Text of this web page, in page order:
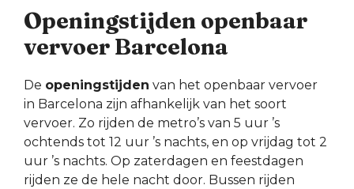
Openingstijden openbaar
vervoer Barcelona
De openingstijden van het openbaar vervoer
in Barcelona zijn afhankelijk van het soort
vervoer. Zo rijden de metro’s van 5 uur ’s
ochtends tot 12 uur ’s nachts, en op vrijdag tot 2
uur ’s nachts. Op zaterdagen en feestdagen
rijden ze de hele nacht door. Bussen rijden